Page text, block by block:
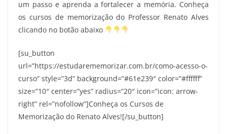
um passo e aprenda a fortalecer a memória. Conheça
os cursos de memorização do Professor Renato Alves
clicando no botão abaixo
[su_button
url=”https://estudarememorizar.com.br/como-acesso-o-
curso” style=”3d” background=”#61e239″ color=”#ffffff”
size=”10″ center=”yes” radius=”20″ icon=”icon: arrow-
right” rel=”nofollow”]Conheça os Cursos de
Memorização do Renato Alves![/su_button]